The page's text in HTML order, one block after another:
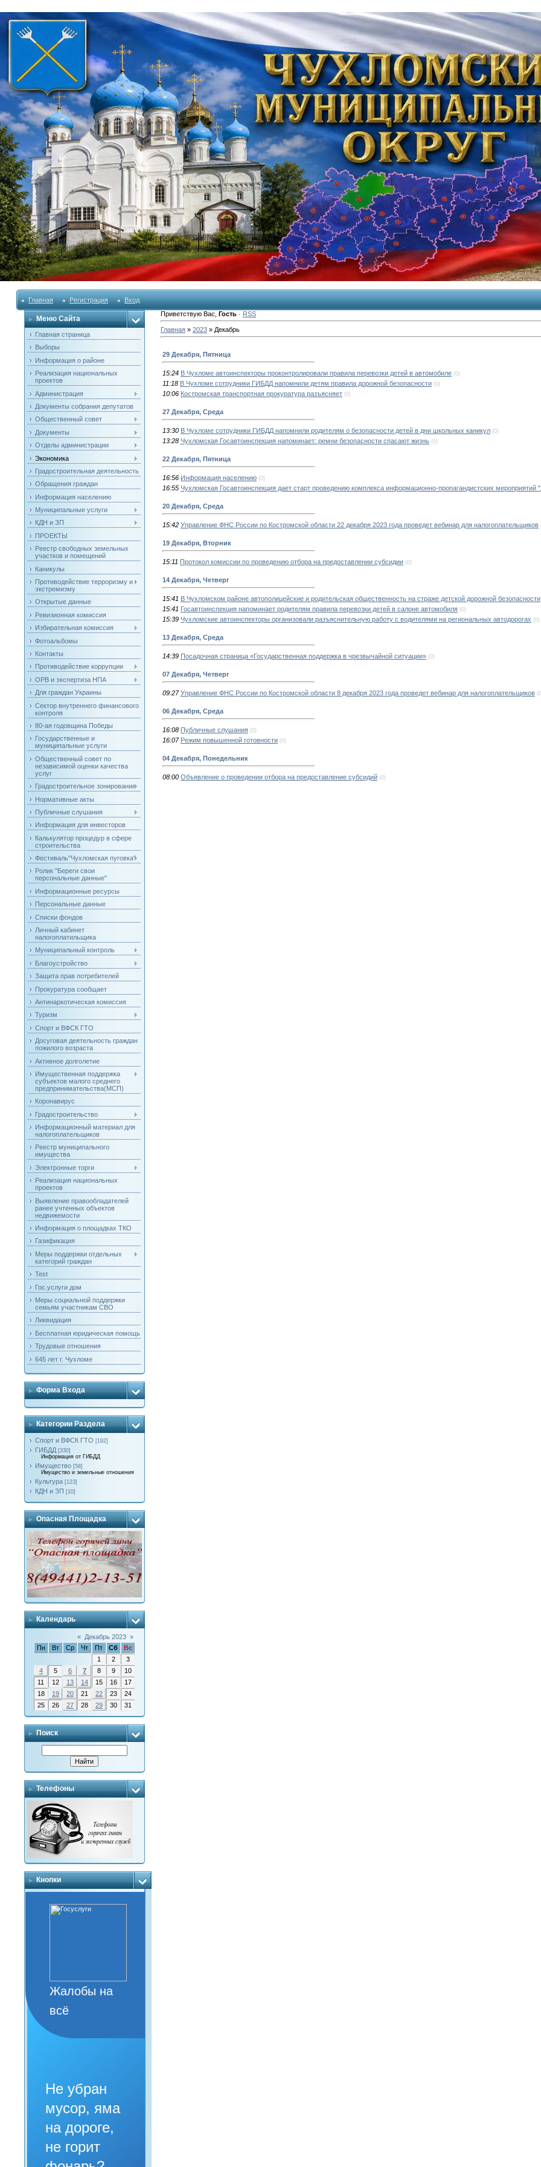
Главная Регистрация Вход
Меню Сайта
Главная страница
Выборы
Информация о районе
Реализация национальных
проектов
Администрация
Документы собрания депутатов
Общественный совет
Документы
Отделы администрации
Экономика
Градостроительная деятельность
Обращения граждан
Информация населению
Муниципальные услуги
КДН и ЗП
ПРОЕКТЫ
Реестр свободных земельных
участков и помещений
Каникулы
Противодействие терроризму и
экстремизму
Открытые данные
Ревизионная комиссия
Избирательная комиссия
Фотоальбомы
Контакты
Противодействие коррупции
ОРВ и экспертиза НПА
Для граждан Украины
Сектор внутреннего финансового
контроля
80-ая годовщина Победы
Государственные и
муниципальные услуги
Общественный совет по
независимой оценки качества
услуг
Градостроительное зонирование
Нормативные акты
Публичные слушания
Информация для инвесторов
Калькулятор процедур в сфере
строительства
Фестиваль"Чухломская пуговка"
Ролик "Береги свои
персональные данные"
Информационные ресурсы
Персональные данные
Списки фондов
Личный кабинет
налогоплатильщика
Муниципальный контроль
Благоустройство
Защита прав потребителей
Прокуратура сообщает
Антинаркотическая комиссия
Туризм
Спорт и ВФСК ГТО
Досуговая деятельность граждан
пожилого возраста
Активное долголетие
Имущественная поддержка
субъектов малого среднего
предпринимательства(МСП)
Коронавирус
Градостроительство
Информационный материал для
налогоплательщиков
Реестр муниципального
имущества
Электронные торги
Реализация национальных
проектов
Выявление правообладателей
ранее учтенных объектов
недвижемости
Информация о площадках ТКО
Газификация
Меры поддержки отдельных
категорий граждан
Test
Гос.услуги дом
Меры социальной поддержки
семьям участникам СВО
Ликвидация
Бесплатная юридическая помощь
Трудовые отношения
645 лет г. Чухломе
Форма Входа
Категории Раздела
Спорт и ВФСК ГТО [192]
ГИБДД [330]
Информация от ГИБДД
Имущество [58]
Имущество и земельные отношения
Культура [123]
КДН и ЗП [10]
Опасная Площадка
Календарь
« Декабрь 2023 »
Пн
Вт Ср Чт Пт Сб
Вс
1
2
3
4
5 6 7 8 9
10
11
12 13 14 15 16
17
18
19 20 21 22 23
24
25
26 27 28 29 30 31
Поиск
Телефоны
Кнопки
Жалобы на
всё
Не убран
мусор, яма
на дороге,
не горит
Приветствую Вас Гость· RSS
Главная» 2023 » Декабрь
29 Декабря, Пятница
15:24 В Чухломе автоинспекторы проконтролировали правила перевозки детей в автомобиле (0)
11:18 В Чухломе сотрудники ГИБДД напомнили детям правила дорожной безопасности (0)
10:06 Костромская транспортная прокуратура разъясняет (0)
27 Декабря, Среда
13:30 В Чухломе сотрудники ГИБДД напомнили родителям о безопасности детей в дни школьных каникул (0)
13:28 Чухломская Госавтоинспекция напоминает: ремни безопасности спасают жизнь (0)
22 Декабря, Пятница
16:56 Информация населению (0)
16:55 Чухломская Госавтоинспекция дает старт проведению комплекса информационно-пропагандистских мероприятий
20 Декабря, Среда
15:42 Управление ФНС России по Костромской области 22 декабря 2023 года проведет вебинар для налогоплательщиков
19 Декабря, Вторник
15:11 Протокол комиссии по проведению отбора на предоставлении субсидии (0)
14 Декабря, Четверг
15:41 В Чухломском районе автополицейские и родительская общественность на страже детской дорожной безопасности
15:41 Госавтоинспекция напоминает родителям правила перевозки детей в салоне автомобиля (0)
15:39 Чухломские автоинспекторы организовали разъяснительную работу с водителями на региональных автодорогах (0)
13 Декабря, Среда
14:39 Посадочная страница «Государственная поддержка в чрезвычайной ситуации» (0)
07 Декабря, Четверг
09:27 Управление ФНС России по Костромской области 8 декабря 2023 года проведет вебинар для налогоплательщиков
06 Декабря, Среда
16:08 Публичные слушания (0)
16:07 Режим повышенной готовности (0)
04 Декабря, Понедельник
08:00 Объявление о проведении отбора на предоставление субсидий (0)